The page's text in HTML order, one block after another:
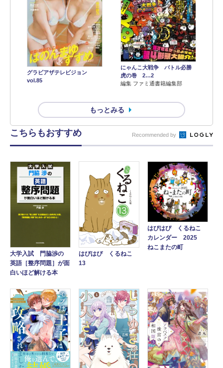
グラビアザテレビジョン
vol.85
にゃんこ大戦争 バトル必勝
虎の巻 2…2
編集 ファミ通書籍編集部
もっとみる
こちらもおすすめ Recommended by
大学入試 門脇渉の
英語［整序問題］が面
白いほど解ける本
はぴはぴ くるねこ
13
はぴはぴ くるねこ
カレンダー 2025
ねこまたの町